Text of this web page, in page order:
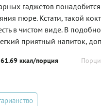
гаджетов
пюре. Кстати, такой
в чистом виде. В
приятный напиток,
61.69 ккал/порция